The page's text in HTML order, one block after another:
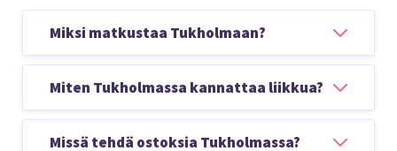
Miksi matkustaa Tukholmaan?
Riddarholmen saari ja sen osittain muodostama
Tukholman keskiaikainen Vanhakaupunki
ihastuttaa nähtävyyksillä, ravintoloilla,
Miten Tukholmassa kannattaa liikkua?
Tukholman ydinkeskustassa on helppoa liikkua
Missä tehdä ostoksia Tukholmassa?